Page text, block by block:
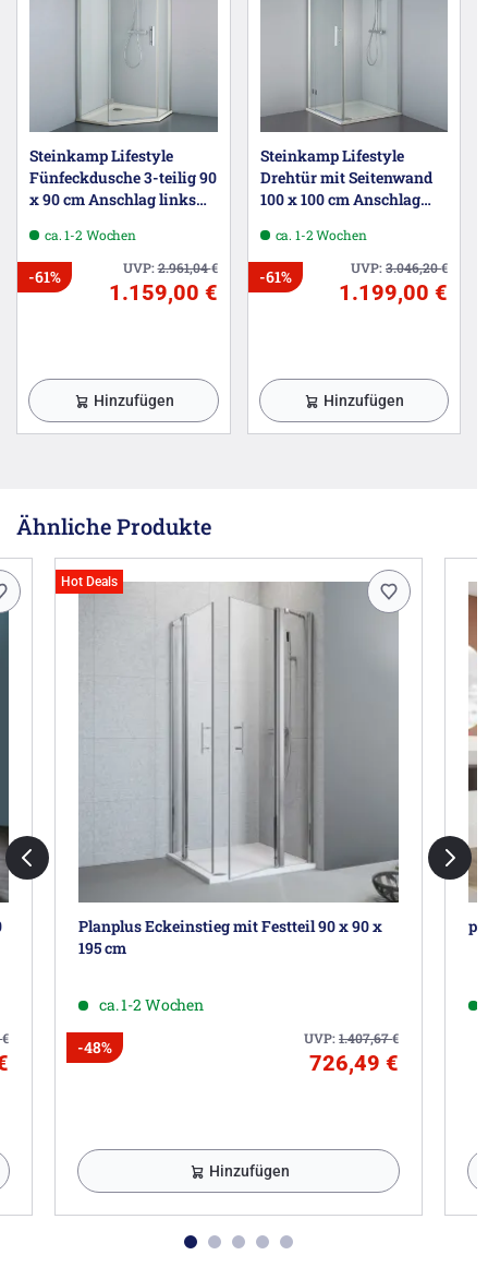
Steinkamp Lifestyle
Fünfeckdusche 3-teilig 90
x 90 cm Anschlag links
ca. 1-2 Wochen
UVP:2.961,04€
-61%
1.159,00 €
Hinzufügen
Steinkamp Lifestyle
Drehtür mit Seitenwand
100 x 100 cm Anschlag
ca. 1-2 Wochen
UVP:3.046,20€
-61%
1.199,00 €
Hinzufügen
Ähnliche Produkte
€
Hot Deals
Planplus Eckeinstieg mit Festteil 90 x 90 x
195 cm
ca. 1-2 Wochen
UVP:1.407,67€
-48%
726,49 €
Hinzufügen